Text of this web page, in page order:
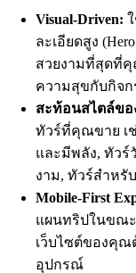
Visual-Driven:
ละเอียดสูง
สวยงามที่สุดที่
ความสุขกับกิจก
สะท้อนสไตล์ขอ
ทัวร์ที่คุณขาย เ
และมีพลัง, ทัว
งาม, ทัวร์สำห
Mobile-First
แผนทริปในขณะ
เว็บไซต์ของคุ
อุปกรณ์